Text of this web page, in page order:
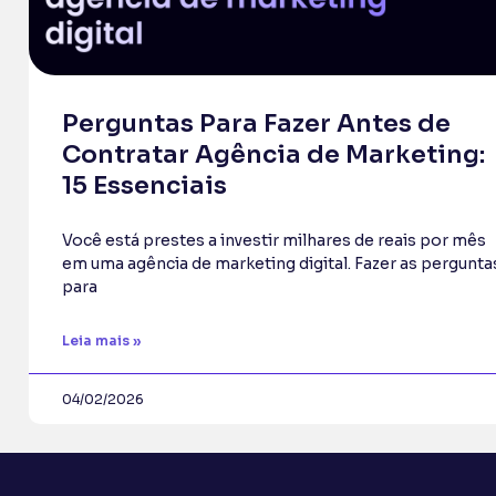
Perguntas Para Fazer Antes de
Contratar Agência de Marketing:
15 Essenciais
Você está prestes a investir milhares de reais por mês
em uma agência de marketing digital. Fazer as
para
Leia mais »
04/02/2026